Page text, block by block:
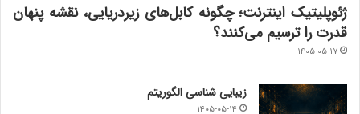
ژئوپلیتیک اینترنت؛ چگونه کابل‌های زیردریایی، نقشه پنهان
قدرت را ترسیم می‌کنند؟
۱۴۰۵-۰۵-۱۷
زیبایی شناسی الگوریتم
۱۴۰۵-۰۵-۱۴